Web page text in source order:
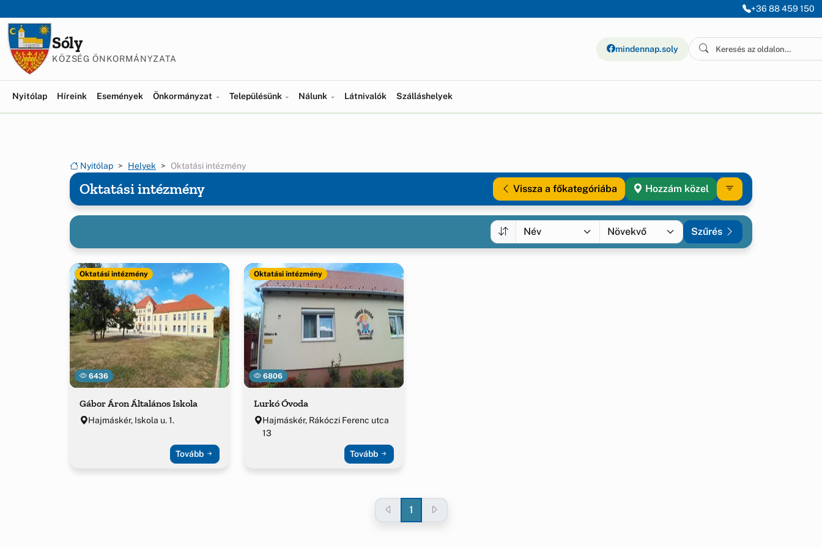
+36 88 459 150
Sóly
KÖZSÉG ÖNKORMÁNYZATA
mindennap.soly
Nyitólap Híreink Események Önkormányzat Településünk Nálunk Látnivalók Szálláshelyek
Nyitólap Helyek Oktatási intézmény
Oktatási intézmény Vissza a főkategóriába Hozzám közel
Szűrés
6436
Oktatási intézmény
Gábor Áron Általános Iskola
Hajmáskér, Iskola u. 1.
Tovább
6806
Oktatási intézmény
Lurkó Óvoda
Hajmáskér, Rákóczi Ferenc utca
13
Tovább
1